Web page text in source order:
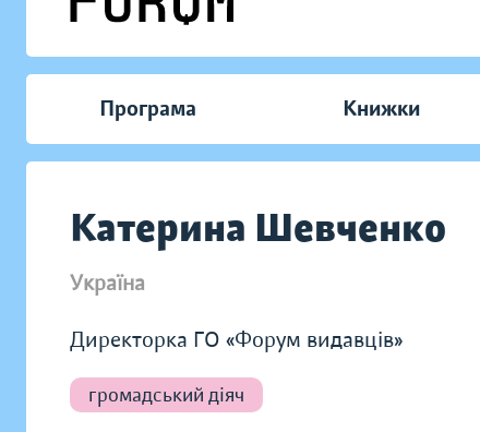
Програма Книжки
Катерина Шевченко
Україна
Директорка ГО «Форум видавців»
громадський діяч